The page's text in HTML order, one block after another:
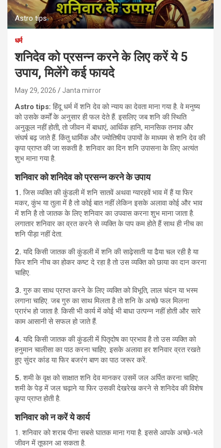
Astro tips
धर्म
शनिदेव को प्रसन्न करने के लिए करें ये 5
उपाय, मिलेंगे कई फायदे
May 29, 2026 Janta mirror
Astro tips: हिंदू धर्म में शनि देव को न्याय का देवता माना गया है. वे मनुष्य
को उसके कर्मों के अनुसार ही फल देते हैं. इसलिए जब शनि की स्थिति
अनुकूल नहीं होती, तो जीवन में बाधाएं, आर्थिक हानि, मानसिक तनाव और
संघर्ष बढ़ जाते हैं. किंतु धार्मिक और ज्योतिषीय उपायों के माध्यम से शनि देव की
कृपा प्राप्त की जा सकती है. शनिवार का दिन शनि उपासना के लिए अत्यंत
शुभ माना गया है.
शनिवार को शनिदेव को प्रसन्न करने के उपाय
1. जिस व्यक्ति की कुंडली में शनि सातवें अथवा ग्यारहवें भाव में हैं या फिर
मकर, कुंभ या तुला में है तो कोई बात नहीं लेकिन इसके अलावा कोई और भाव
में शनि है तो जातक के लिए शनिवार का उपवास करना शुभ माना जाता है.
लगातार शनिवार का व्रत करने से व्यक्ति के पाप कम होते हैं साथ ही नीच का
शनि पीड़ा नहीं देता.
2. यदि किसी जातक की कुंडली में शनि की साढ़ेसाती या ढैया चल रही है या
फिर शनि नीच का होकर कष्ट दे रहा है तो उस व्यक्ति को छाया का दान करना
चाहिए.
3. गुरु का साथ प्राप्त करने के लिए व्यक्ति को विभूति, लाल चंदन या भस्म
लगाना चाहिए. जब गुरु का साथ मिलता है तो शनि के अच्छे फल मिलना
प्रारंभ हो जाता है. किसी भी कार्य में कोई भी बाधा उत्पन्न नहीं होती और सारे
काम आसानी से सफल हो जाते हैं.
4. यदि किसी जातक की कुंडली में पितृदोष का प्रभाव है तो उस व्यक्ति को
हनुमान चालीसा का पाठ करना चाहिए. इसके अलावा हर शनिवार व्रत रखते
हुए सुंदर कांड या फिर बजरंग बाण का पाठ जरूर करें.
5. शमी के वृक्ष को साक्षात शनि देव मानकर उसमें जल अर्पित करना चाहिए.
शमी के पेड़ में जल चढ़ाने या फिर उसकी देखरेख करने से शनिदेव की विशेष
कृपा प्राप्त होती है.
शनिवार को न करें ये कार्य
1. शनिवार को शराब पीना सबसे घातक माना गया है. इससे आपके अच्छे-भले
जीवन में तूफान आ सकता है.